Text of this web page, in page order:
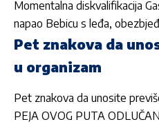
Momentalna diskvalifikacija
napao Bebicu s leđa,
Pet znakova da
u organizam
Pet znakova da unosite
PEJA OVOG PUTA